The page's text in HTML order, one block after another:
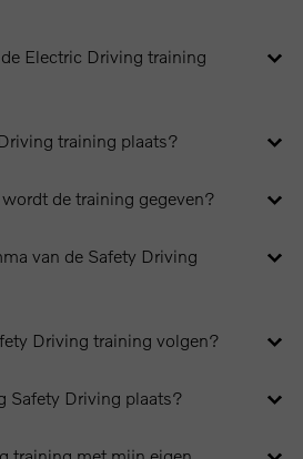
Electric Driving training
training plaats?
de training gegeven?
van de Safety Driving
Driving training volgen?
Safety Driving plaats?